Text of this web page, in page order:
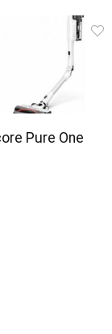
Pure One